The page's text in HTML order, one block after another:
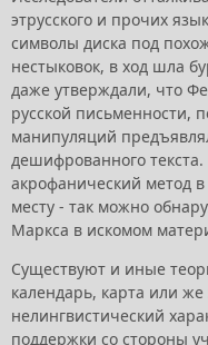
этрусского и прочих
символы диска под
нестыковок, в ход шла
даже утверждали, что
русской письменности,
манипуляций
дешифрованного
акрофанический метод
месту - так можно
Маркса в искомом
Существуют и иные
календарь, карта или
нелингвистический
поддержки со стороны